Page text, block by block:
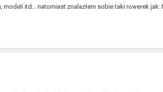
itd... natomiast znalazłem sobie taki rowerek jak: